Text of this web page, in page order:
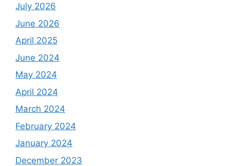
July 2026
June 2026
April 2025
June 2024
May 2024
April 2024
March 2024
February 2024
January 2024
December 2023